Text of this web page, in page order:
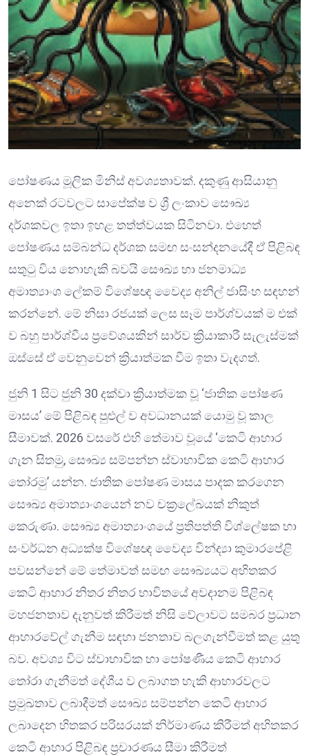
පෝෂණය මූලික මිනිස් අවශ්‍යතාවක්. දකුණු ආසියානු
අනෙක් රටවලට සාපේක්ෂ ව ශ්‍රී ලංකාව සෞඛ්‍ය
දර්ශකවල ඉතා ඉහළ තත්ත්වයක සිටිනවා. එහෙත්
පෝෂණය සම්බන්ධ දර්ශක සමඟ සංසන්දනයේදී ඒ පිළිබඳ
සතුටු විය නොහැකි බවයි සෞඛ්‍ය හා ජනමාධ්‍ය
අමාත්‍යාංශ ලේකම් විශේෂඥ වෛද්‍ය අනිල් ජාසිංහ සඳහන්
කරන්නේ. මේ නිසා රජයක් ලෙස සෑම පාර්ශ්වයක් ම එක්
ව බහු පාර්ශ්වීය ප්‍රවේශයකින් සාර්ව ක්‍රියාකාරී සැලැස්මක්
ඔස්සේ ඒ වෙනුවෙන් ක්‍රියාත්මක වීම ඉතා වැදගත්.
ජුනි 1 සිට ජුනි 30 දක්වා ක්‍රියාත්මක වූ ‘ජාතික පෝෂණ
මාසය’ මේ පිළිබඳ පුළුල් ව අවධානයක් යොමු වූ කාල
සීමාවක්. 2026 වසරේ එහි තේමාව වූයේ ‘කෙටි ආහාර
ගැන සිතමු, සෞඛ්‍ය සම්පන්න ස්වාභාවික කෙටි ආහාර
තෝරමු’ යන්න. ජාතික පෝෂණ මාසය පාදක කරගෙන
සෞඛ්‍ය අමාත්‍යාංශයෙන් නව චක්‍රලේඛයක් නිකුත්
කෙරුණා. සෞඛ්‍ය අමාත්‍යාංශයේ ප්‍රතිපත්ති විශ්ලේෂක හා
සංවර්ධන අධ්‍යක්ෂ විශේෂඥ වෛද්‍ය වින්ද්‍යා කුමාරපේළි
පවසන්නේ මේ තේමාවත් සමඟ සෞඛ්‍යයට අහිතකර
කෙටි ආහාර නිතර නිතර භාවිතයේ අවදානම පිළිබඳ
මහජනතාව දැනුවත් කිරීමත් නිසි වේලාවට සමබර ප්‍රධාන
ආහාරවේල් ගැනීම සඳහා ජනතාව බලගැන්වීමත් කළ යුතු
බව. අවශ්‍ය විට ස්වාභාවික හා පෝෂණීය කෙටි ආහාර
තෝරා ගැනීමත් දේශීය ව ලබාගත හැකි ආහාරවලට
ප්‍රමුඛතාව ලබාදීමත් සෞඛ්‍ය සම්පන්න කෙටි ආහාර
ලබාදෙන හිතකර පරිසරයක් නිර්මාණය කිරීමත් අහිතකර
කෙටි ආහාර පිළිබඳ ප්‍රචාරණය සීමා කිරීමත්